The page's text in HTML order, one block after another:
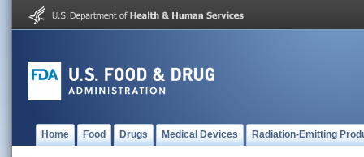
Home Food Drugs Medical Devices Radiation-Emitting